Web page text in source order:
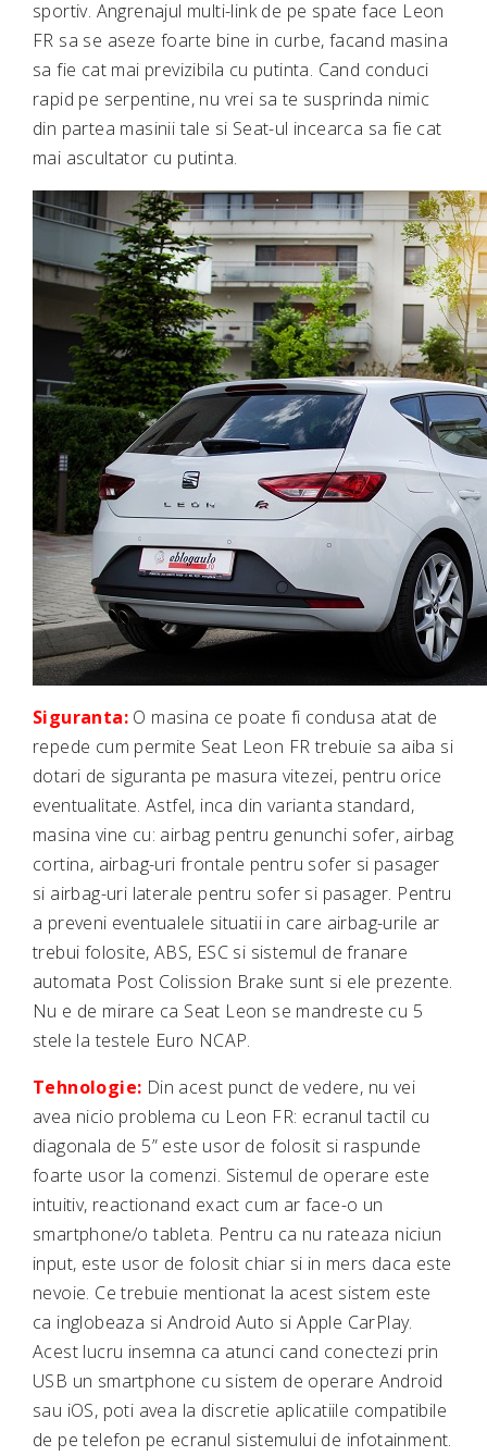
sportiv. Angrenajul multi-link de pe spate face Leon
FR sa se aseze foarte bine in curbe, facand masina
sa fie cat mai previzibila cu putinta. Cand conduci
rapid pe serpentine, nu vrei sa te susprinda nimic
din partea masinii tale si Seat-ul incearca sa fie cat
mai ascultator cu putinta.
Siguranta: O masina ce poate fi condusa atat de
repede cum permite Seat Leon FR trebuie sa aiba si
dotari de siguranta pe masura vitezei, pentru orice
eventualitate. Astfel, inca din varianta standard,
masina vine cu: airbag pentru genunchi sofer, airbag
cortina, airbag-uri frontale pentru sofer si pasager
si airbag-uri laterale pentru sofer si pasager. Pentru
a preveni eventualele situatii in care airbag-urile ar
trebui folosite, ABS, ESC si sistemul de franare
automata Post Colission Brake sunt si ele prezente.
Nu e de mirare ca Seat Leon se mandreste cu 5
stele la testele Euro NCAP.
Tehnologie: Din acest punct de vedere, nu vei
avea nicio problema cu Leon FR: ecranul tactil cu
diagonala de 5” este usor de folosit si raspunde
foarte usor la comenzi. Sistemul de operare este
intuitiv, reactionand exact cum ar face-o un
smartphone/o tableta. Pentru ca nu rateaza niciun
input, este usor de folosit chiar si in mers daca este
nevoie. Ce trebuie mentionat la acest sistem este
ca inglobeaza si Android Auto si Apple CarPlay.
Acest lucru insemna ca atunci cand conectezi prin
USB un smartphone cu sistem de operare Android
sau iOS, poti avea la discretie aplicatiile compatibile
de pe telefon pe ecranul sistemului de infotainment.